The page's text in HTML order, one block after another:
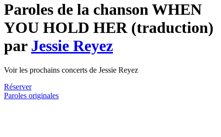
Paroles de la chanson WHEN
YOU HOLD HER (traduction)
par Jessie Reyez
Voir les prochains concerts de Jessie Reyez
Réserver
Paroles originales